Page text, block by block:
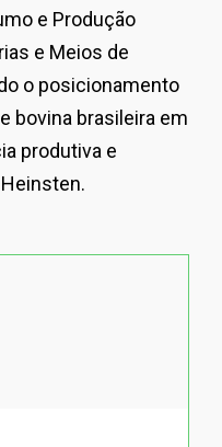
e Produção
e Meios de
o posicionamento
bovina brasileira em
produtiva e